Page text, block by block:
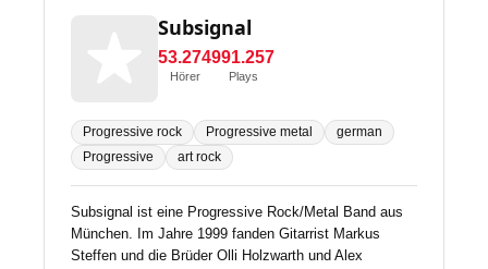
Subsignal
53.274
Hörer
991.257
Plays
Progressive rock Progressive metal
german
Progressive
art rock
Subsignal ist eine Progressive Rock/Metal Band aus
München. Im Jahre 1999 fanden Gitarrist Markus
Steffen und die Brüder Olli Holzwarth und Alex